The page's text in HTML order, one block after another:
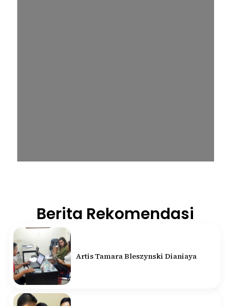
Berita Rekomendasi
Artis Tamara Bleszynski Dianiaya